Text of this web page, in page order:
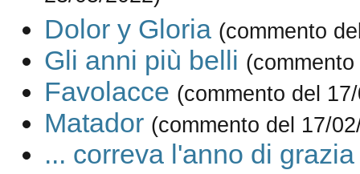
Dolor y Gloria (commento
Gli anni più belli
Favolacce (commento del
Matador (commento del 17/
... correva l'anno di